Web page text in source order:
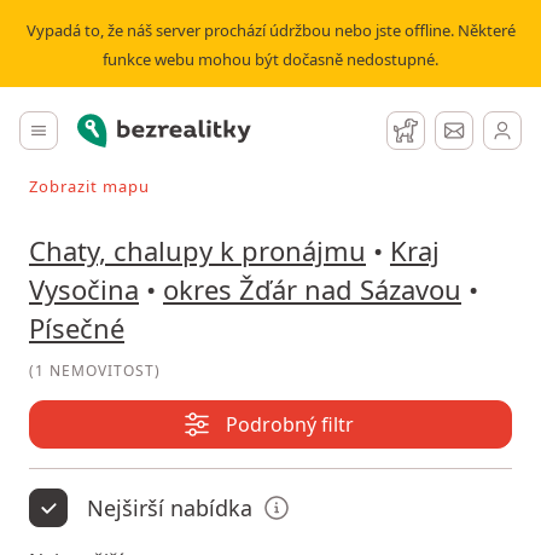
Vypadá to, že náš server prochází údržbou nebo jste offline. Některé
funkce webu mohou být dočasně nedostupné.
Hlavní menu
Bezrealitky Hlídací pes
Zprávy
Vyhledávat při pohybu v mapě
Zobrazit mapu
Chaty, chalupy k pronájmu • Kraj
Vysočina • okres Žďár nad Sázavou •
Písečné
(1 NEMOVITOST)
Podrobný filtr
Nejširší nabídka